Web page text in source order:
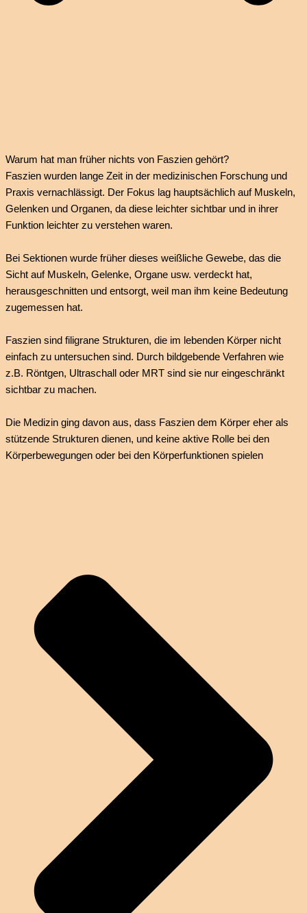
Warum hat man früher nichts von Faszien gehört?
Faszien wurden lange Zeit in der medizinischen Forschung und
Praxis vernachlässigt. Der Fokus lag hauptsächlich auf Muskeln,
Gelenken und Organen, da diese leichter sichtbar und in ihrer
Funktion leichter zu verstehen waren.
Bei Sektionen wurde früher dieses weißliche Gewebe, das die
Sicht auf Muskeln, Gelenke, Organe usw. verdeckt hat,
herausgeschnitten und entsorgt, weil man ihm keine Bedeutung
zugemessen hat.
Faszien sind filigrane Strukturen, die im lebenden Körper nicht
einfach zu untersuchen sind. Durch bildgebende Verfahren wie
z.B. Röntgen, Ultraschall oder MRT sind sie nur eingeschränkt
sichtbar zu machen.
Die Medizin ging davon aus, dass Faszien dem Körper eher als
stützende Strukturen dienen, und keine aktive Rolle bei den
Körperbewegungen oder bei den Körperfunktionen spielen